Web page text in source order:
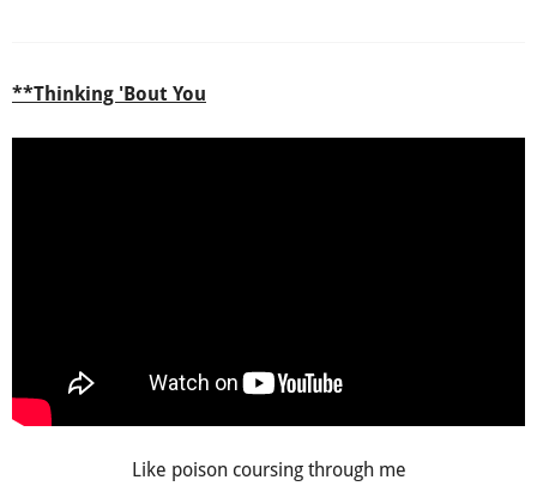
**Thinking 'Bout You
Like poison coursing through me